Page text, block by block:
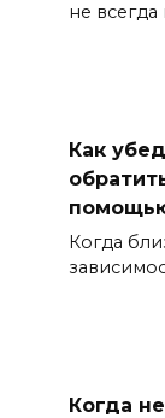
не всегда
Как
Когда
Когда